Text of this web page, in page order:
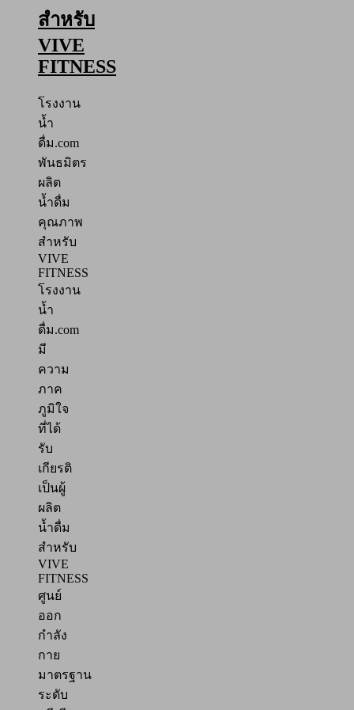
สำหรับ
VIVE
FITNESS
โรงงาน
น้ำ
ดื่ม.com
พันธมิตร
ผลิต
น้ำดื่ม
คุณภาพ
สำหรับ
VIVE
FITNESS
โรงงาน
น้ำ
ดื่ม.com
มี
ความ
ภาค
ภูมิใจ
ที่ได้
รับ
เกียรติ
เป็นผู้
ผลิต
น้ำดื่ม
สำหรับ
VIVE
FITNESS
ศูนย์
ออก
กำลัง
กาย
มาตรฐาน
ระดับ